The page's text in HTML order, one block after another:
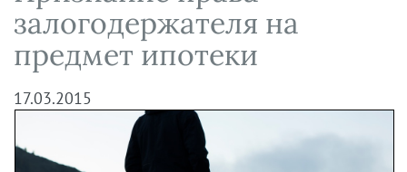
Кейсы
Вакансии
Ведение уголовных дел
Защита активов
Видеоподкасты
Справочная
Вопросы-ответы
Вебинары и семинары
залогодержателя на
предмет ипотеки
17.03.2015